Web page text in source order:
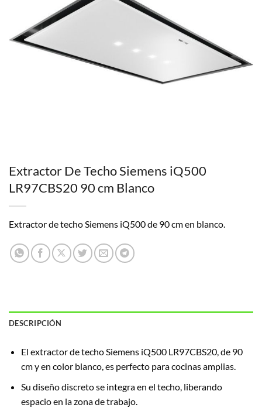
Extractor De Techo Siemens iQ500
LR97CBS20 90 cm Blanco
Extractor de techo Siemens iQ500 de 90 cm en blanco.
DESCRIPCIÓN
El extractor de techo Siemens iQ500 LR97CBS20, de 90
cm y en color blanco, es perfecto para cocinas amplias.
Su diseño discreto se integra en el techo, liberando
espacio en la zona de trabajo.